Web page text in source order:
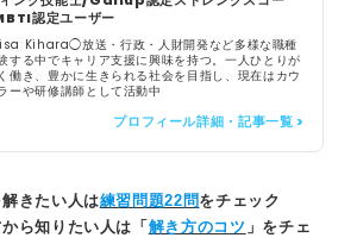
認定ユーザー
Kihara◯放送・行政・人財開発など多様な職種
する中でキャリア支援に興味を持つ。一人ひとりが
働き、豊かに生きられる社会を目指し、現在はカウ
ーや研修講師として活動中
プロフィール詳細・記事一覧 >
きたい人は練習問題22問をチェック
ら知りたい人は「 解き方のコツ 」をチェ